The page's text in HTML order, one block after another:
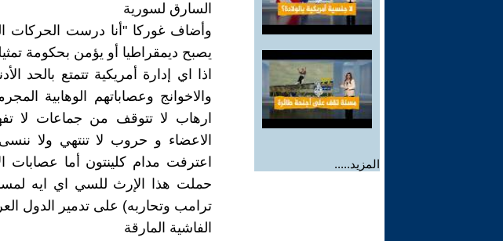
المزيد.....
السارق لسورية
يصبح ديمقراطيا أو يؤمن بحكومة
اذا اي إدارة أمريكية تتمتع بالحد
والاخوانج وعصاباتهم الوهابية
ارهاب لا تتوقف من جماعات لا
الاعضاء و حروب لا تنتهي ولا
اعترفت مدام كلينتون أما عصابات
حملت هذا الإرث للسي اي ايه
ترامب وتحاربه) على تدمير الدول
الفاشية المارقة